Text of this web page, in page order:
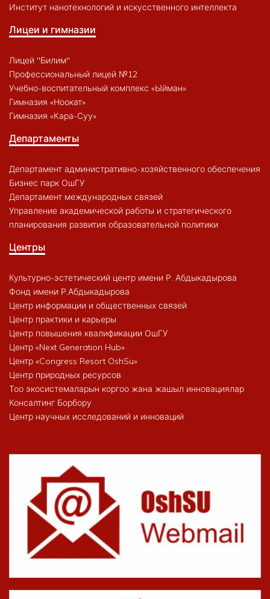
Институт нанотехнологий и искусственного интеллекта
Лицеи и гимназии
Лицей "Билим"
Профессиональный лицей №12
Учебно-воспитательный комплекс «Ыйман»
Гимназия «Ноокат»
Гимназия «Кара-Суу»
Департаменты
Департамент административно-хозяйственного обеспечения
Бизнес парк ОшГУ
Департамент международных связей
Управление академической работы и стратегического
планирования развития образовательной политики
Центры
Культурно-эстетический центр имени Р. Абдыкадырова
Фонд имени Р.Абдыкадырова
Центр информации и общественных связей
Центр практики и карьеры
Центр повышения квалификации ОшГУ
Центр «Next Generation Hub»
Центр «Congress Resort OshSu»
Центр природных ресурсов
Тоо экосистемаларын коргоо жана жашыл инновациялар
Консалтинг Борбору
Центр научных исследований и инноваций